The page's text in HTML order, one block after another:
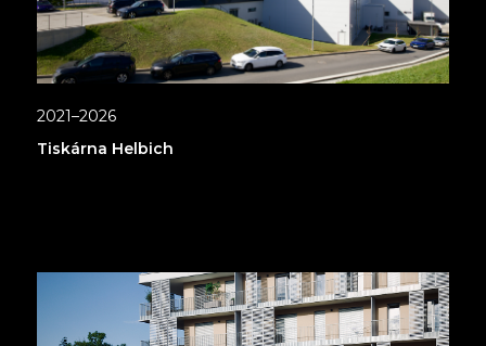
2021–2026
Tiskárna Helbich